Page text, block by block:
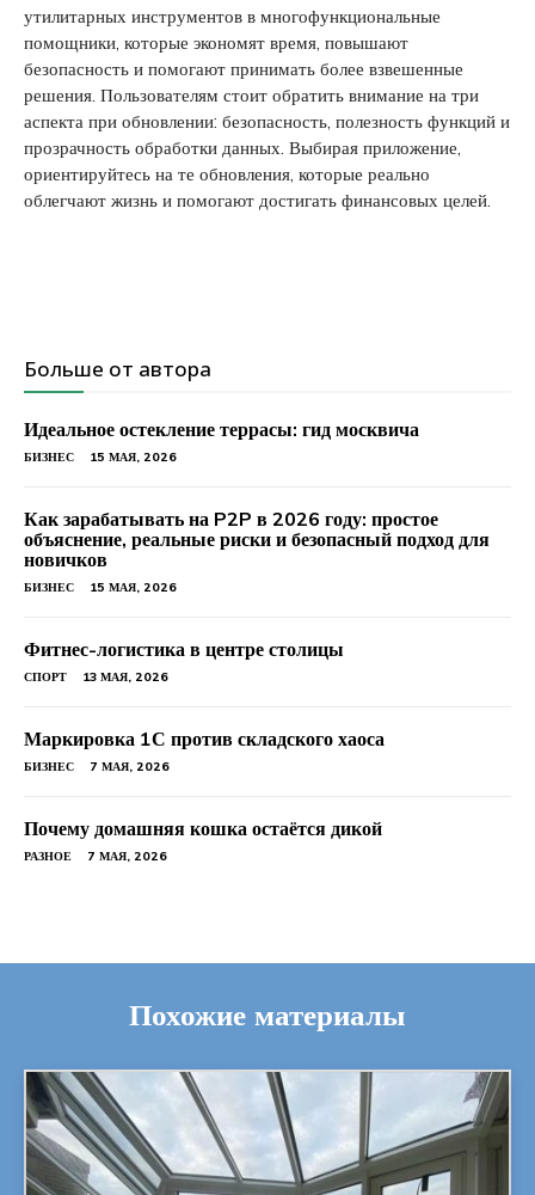
утилитарных инструментов в многофункциональные
помощники, которые экономят время, повышают
безопасность и помогают принимать более взвешенные
решения. Пользователям стоит обратить внимание на три
аспекта при обновлении: безопасность, полезность функций и
прозрачность обработки данных. Выбирая приложение,
ориентируйтесь на те обновления, которые реально
облегчают жизнь и помогают достигать финансовых целей.
Больше от автора
Идеальное остекление террасы: гид москвича
БИЗНЕС 15 МАЯ, 2026
Как зарабатывать на P2P в 2026 году: простое
объяснение, реальные риски и безопасный подход для
новичков
БИЗНЕС 15 МАЯ, 2026
Фитнес-логистика в центре столицы
СПОРТ 13 МАЯ, 2026
Маркировка 1С против складского хаоса
БИЗНЕС 7 МАЯ, 2026
Почему домашняя кошка остаётся дикой
РАЗНОЕ 7 МАЯ, 2026
Похожие материалы